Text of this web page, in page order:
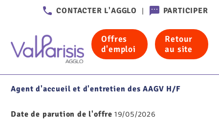
Header
Communication
CONTACTER L'AGGLO PARTICIPER
Offres
d'emploi
Retour
au site
Accueil
Offres d'emploi
Agent d'accueil et d'entretien des AAGV H/F
Agent d'accueil et d'entretien des AAGV H/F
Date de parution de l'offre 19/05/2026